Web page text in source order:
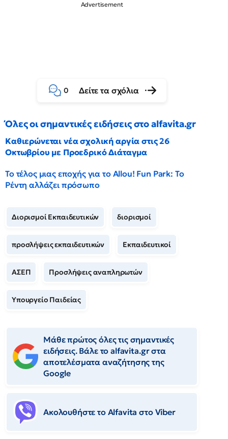
0 Δείτε τα σχόλια
Όλες οι σημαντικές ειδήσεις στο alfavita.gr
Καθιερώνεται νέα σχολική αργία στις 26
Οκτωβρίου με Προεδρικό Διάταγμα
Το τέλος μιας εποχής για το Allou! Fun Park: Το
Ρέντη αλλάζει πρόσωπο
Διορισμοί Εκπαιδευτικών διορισμοί
προσλήψεις εκπαιδευτικών Εκπαιδευτικοί
ΑΣΕΠ Προσλήψεις αναπληρωτών
Υπουργείο Παιδείας
Μάθε πρώτος όλες τις σημαντικές
ειδήσεις. Βάλε το alfavita.gr στα
αποτελέσματα αναζήτησης της
Google
Ακολουθήστε το Αlfavita στο Viber